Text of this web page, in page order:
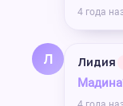
4 года
Л Лидия